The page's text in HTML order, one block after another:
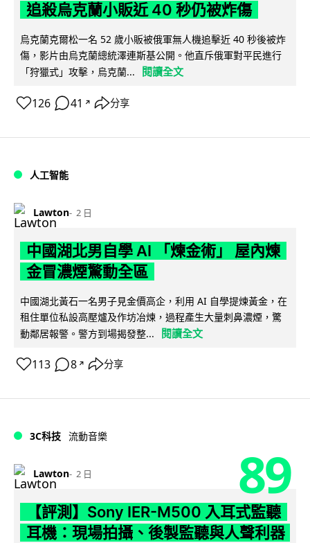
追殺烏克蘭小販近 40 秒仍被炸傷
烏克蘭克爾松一名 52 歲小販被俄軍無人機追擊近 40 秒後被炸
傷，影片由烏克蘭總統澤連斯基公開。他直斥俄軍對平民進行
「狩獵式」攻擊，烏克蘭...
閱讀全文
126 41 ↗ 分享
人工智能
Lawton 2 日
中國湖北男自學 AI 「煉金術」 屋內煉
金冒濃煙驚動全區
中國湖北黃石一名男子見金價高企，利用 AI 自學提煉黃金，在
租住單位私設高壓爐及作坊冶煉，過程產生大量刺鼻濃煙，驚
動鄰居報警。警方到場揭發整...
閱讀全文
113 8 ↗ 分享
3C科技 流動音樂
Lawton 2 日 89
【評測】Sony IER-M500 入耳式監聽
耳機：現場拍攝、後製監聽與人聲利器